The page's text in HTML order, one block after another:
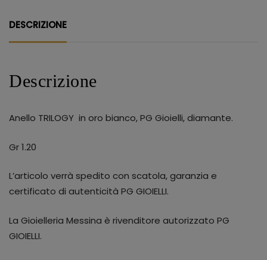
DESCRIZIONE
Descrizione
Anello TRILOGY in oro bianco, PG Gioielli, diamante.
Gr 1.20
L’articolo verrà spedito con scatola, garanzia e
certificato di autenticità PG GIOIELLI.
La Gioielleria Messina è rivenditore autorizzato PG
GIOIELLI.